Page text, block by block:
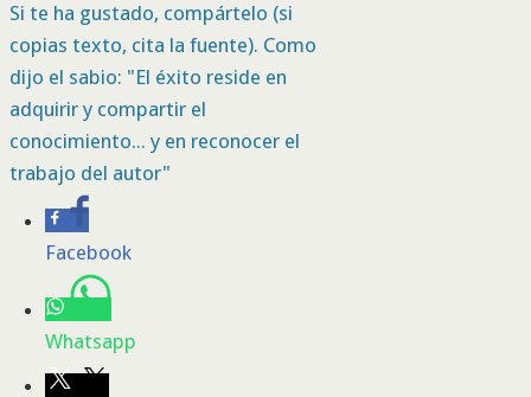
Si te ha gustado, compártelo (si
copias texto, cita la fuente). Como
dijo el sabio: "El éxito reside en
adquirir y compartir el
conocimiento... y en reconocer el
trabajo del autor"
Facebook
Whatsapp